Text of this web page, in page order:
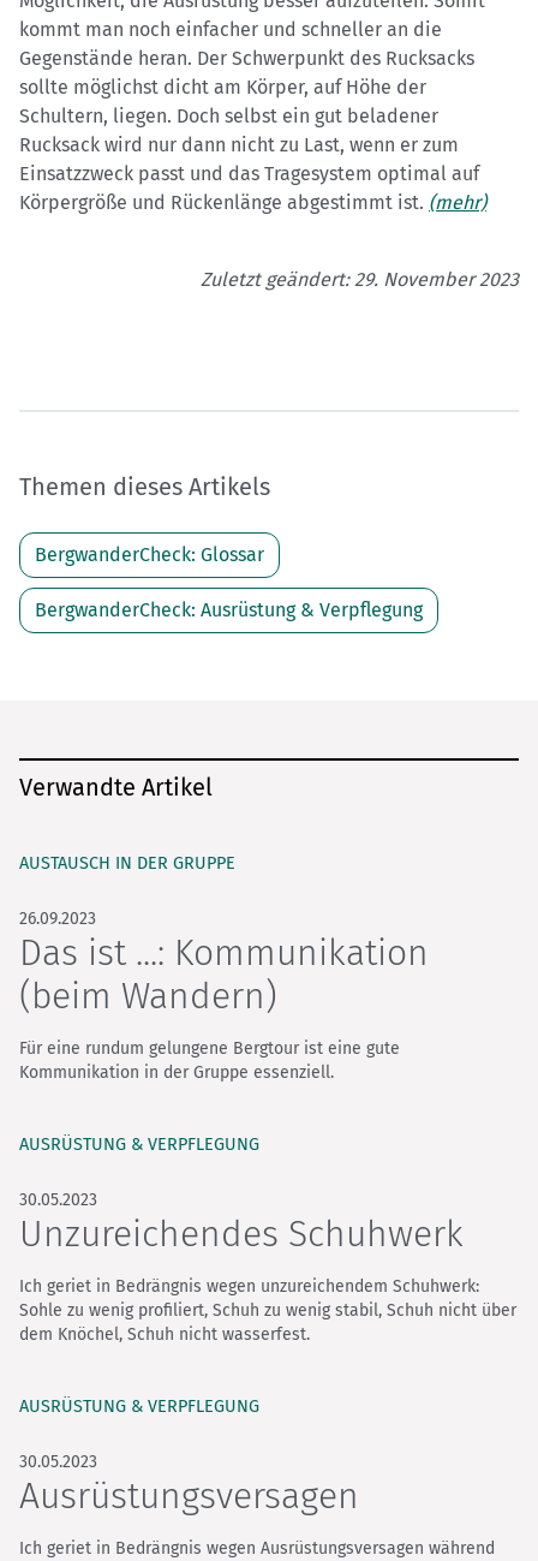
kommt man noch einfacher und schneller an die
Gegenstände heran. Der Schwerpunkt des Rucksacks
sollte möglichst dicht am Körper, auf Höhe der
Schultern, liegen. Doch selbst ein gut beladener
Rucksack wird nur dann nicht zu Last, wenn er zum
Einsatzzweck passt und das Tragesystem optimal auf
Körpergröße und Rückenlänge abgestimmt ist. (mehr)
Zuletzt geändert: 29. November 2023
Themen dieses Artikels
BergwanderCheck: Glossar
BergwanderCheck: Ausrüstung & Verpflegung
Verwandte Artikel
AUSTAUSCH IN DER GRUPPE
26.09.2023
Das ist ...: Kommunikation
(beim Wandern)
Für eine rundum gelungene Bergtour ist eine gute
Kommunikation in der Gruppe essenziell.
AUSRÜSTUNG & VERPFLEGUNG
30.05.2023
Unzureichendes Schuhwerk
Ich geriet in Bedrängnis wegen unzureichendem Schuhwerk:
Sohle zu wenig profiliert, Schuh zu wenig stabil, Schuh nicht über
dem Knöchel, Schuh nicht wasserfest.
AUSRÜSTUNG & VERPFLEGUNG
30.05.2023
Ausrüstungsversagen
Ich geriet in Bedrängnis wegen Ausrüstungsversagen während